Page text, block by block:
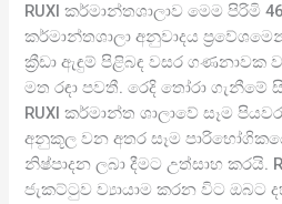
RUXI කර්මාන්තශාලාව මෙම පිරිමි
කර්මාන්තශාලා අනුවාදය
ක්‍රීඩා ඇඳුම් පිළිබඳ වසර ගණනාවක
මත රඳා පවතී. රෙදි තෝරා ගැනීමේ
RUXI කර්මාන්ත ශාලාවේ සෑම
අනුකූල වන අතර සෑම
නිෂ්පාදන ලබා දීමට උත්සාහ කරයි.
ජැකට්ටුව ව්‍යායාම කරන විට ඔබට